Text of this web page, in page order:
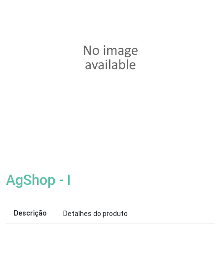
AgShop - I
Descrição Detalhes do produto